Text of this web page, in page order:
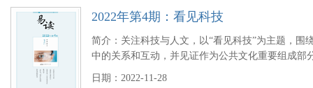
2022年第4期：看见科技
简介：关注科技与人文，以“看见科技”为主题，围
中的关系和互动，并见证作为公共文化重要组成部
日期：2022-11-28